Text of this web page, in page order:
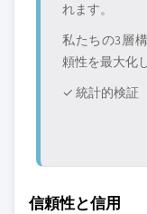
れます。
私たちの3層
頼性を最大化
✓ 統計的検証
信頼性と信用